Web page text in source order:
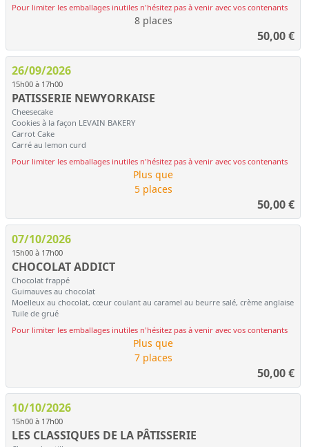
Pour limiter les emballages inutiles n'hésitez pas à venir avec vos contenants
8 places
50,00€
26/09/2026
15h00 à 17h00
PATISSERIE NEWYORKAISE
Cheesecake
Cookies à la façon LEVAIN BAKERY
Carrot Cake
Carré au lemon curd
Pour limiter les emballages inutiles n'hésitez pas à venir avec vos contenants
Plus que
5 places
50,00€
07/10/2026
15h00 à 17h00
CHOCOLAT ADDICT
Chocolat frappé
Guimauves au chocolat
Moelleux au chocolat, cœur coulant au caramel au beurre salé, crème anglaise
Tuile de grué
Pour limiter les emballages inutiles n'hésitez pas à venir avec vos contenants
Plus que
7 places
50,00€
10/10/2026
15h00 à 17h00
LES CLASSIQUES DE LA PÂTISSERIE